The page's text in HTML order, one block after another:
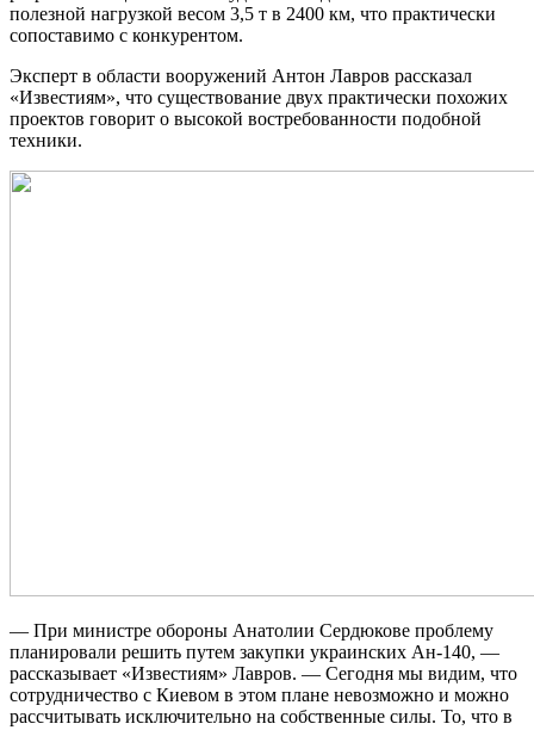
полезной нагрузкой весом 3,5 т в 2400 км, что практически
сопоставимо с конкурентом.
Эксперт в области вооружений Антон Лавров рассказал
«Известиям», что существование двух практически похожих
проектов говорит о высокой востребованности подобной
техники.
— При министре обороны Анатолии Сердюкове проблему
планировали решить путем закупки украинских Ан-140, —
рассказывает «Известиям» Лавров. — Сегодня мы видим, что
сотрудничество с Киевом в этом плане невозможно и можно
рассчитывать исключительно на собственные силы. То, что в